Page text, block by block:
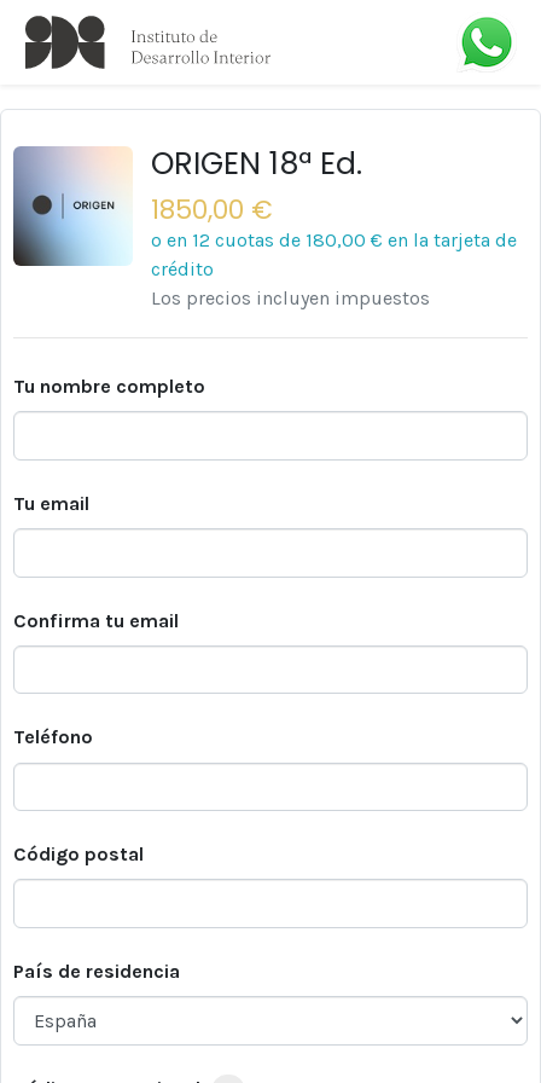
ORIGEN 18ª Ed.
1850,00 €
o en 12 cuotas de 180,00 € en la tarjeta de
crédito
Los precios incluyen impuestos
Tu nombre completo
Tu email
Confirma tu email
Teléfono
Código postal
País de residencia